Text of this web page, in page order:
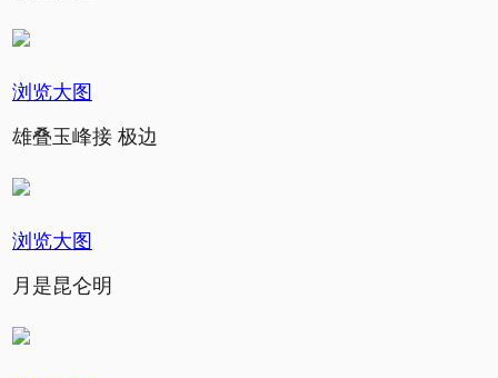
浏览大图
雄叠玉峰接 极边
浏览大图
月是昆仑明